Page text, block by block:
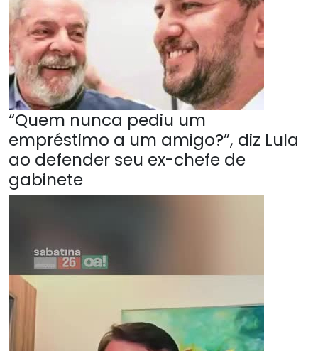
“Quem nunca pediu um
empréstimo a um amigo?”, diz Lula
ao defender seu ex-chefe de
gabinete